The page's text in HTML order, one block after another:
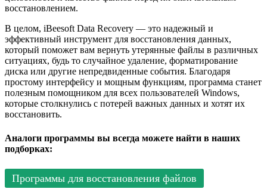
восстановлением.
В целом, iBeesoft Data Recovery — это надежный и
эффективный инструмент для восстановления данных,
который поможет вам вернуть утерянные файлы в различных
ситуациях, будь то случайное удаление, форматирование
диска или другие непредвиденные события. Благодаря
простому интерфейсу и мощным функциям, программа станет
полезным помощником для всех пользователей Windows,
которые столкнулись с потерей важных данных и хотят их
восстановить.
Аналоги программы вы всегда можете найти в наших
подборках:
Программы для восстановления файлов